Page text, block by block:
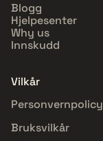
Blogg
Hjelpesenter
Why us
Innskudd
Vilkår
Personvernpolicy
Bruksvilkår